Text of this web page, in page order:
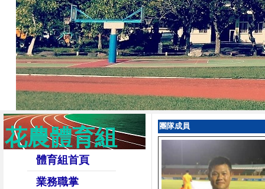
花農體育組
體育組首頁
業務職掌
團隊成員